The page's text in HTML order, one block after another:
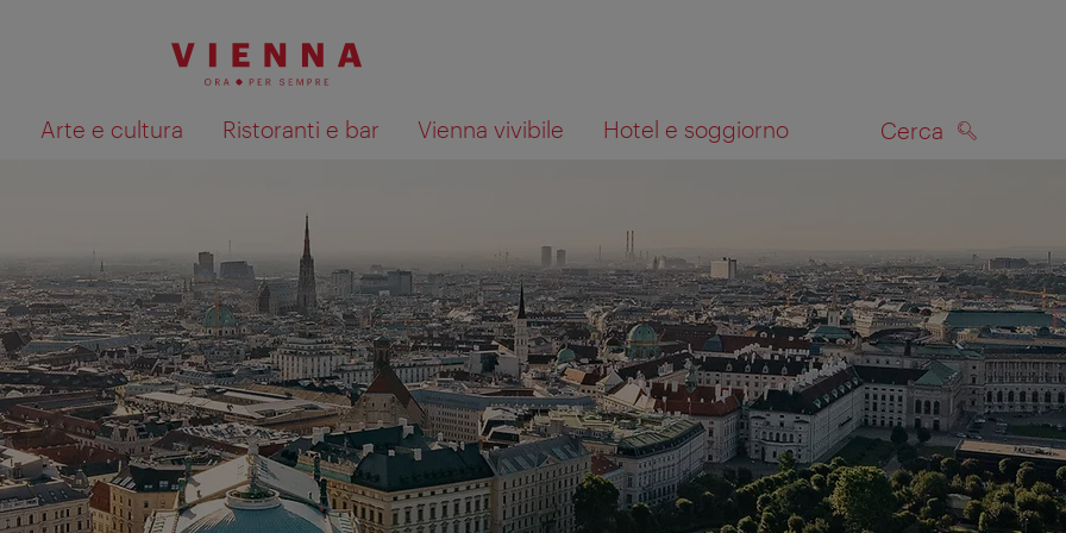
Arte e cultura Ristoranti e bar Vienna vivibile Hotel e soggiorno Cerca